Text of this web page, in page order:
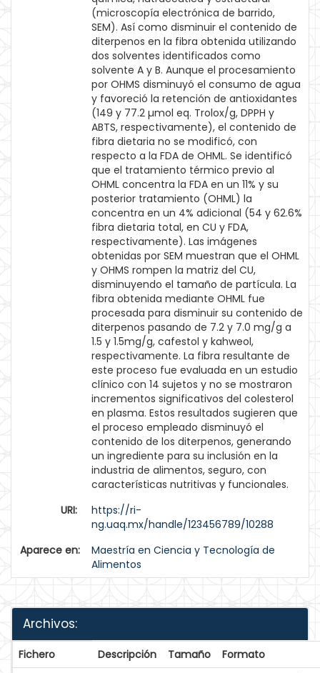
(microscopía electrónica de barrido,
SEM). Así como disminuir el contenido de
diterpenos en la fibra obtenida utilizando
dos solventes identificados como
solvente A y B. Aunque el procesamiento
por OHMS disminuyó el consumo de agua
y favoreció la retención de antioxidantes
(149 y 77.2 µmol eq. Trolox/g, DPPH y
ABTS, respectivamente), el contenido de
fibra dietaria no se modificó, con
respecto a la FDA de OHML. Se identificó
que el tratamiento térmico previo al
OHML concentra la FDA en un 11% y su
posterior tratamiento (OHML) la
concentra en un 4% adicional (54 y 62.6%
fibra dietaria total, en CU y FDA,
respectivamente). Las imágenes
obtenidas por SEM muestran que el OHML
y OHMS rompen la matriz del CU,
disminuyendo el tamaño de partícula. La
fibra obtenida mediante OHML fue
procesada para disminuir su contenido de
diterpenos pasando de 7.2 y 7.0 mg/g a
1.5 y 1.5mg/g, cafestol y kahweol,
respectivamente. La fibra resultante de
este proceso fue evaluada en un estudio
clínico con 14 sujetos y no se mostraron
incrementos significativos del colesterol
en plasma. Estos resultados sugieren que
el proceso empleado disminuyó el
contenido de los diterpenos, generando
un ingrediente para su inclusión en la
industria de alimentos, seguro, con
características nutritivas y funcionales.
URI:
https://ri-
ng.uaq.mx/handle/123456789/10288
Aparece en:
Maestría en Ciencia y Tecnología de
Alimentos
Archivos:
Fichero Descripción Tamaño
Formato